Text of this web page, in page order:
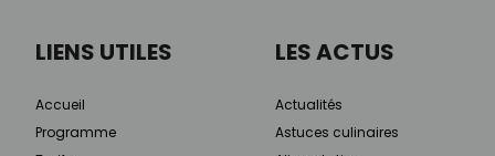
LIENS UTILES
Accueil
Programme
LES ACTUS
Actualités
Astuces culinaires